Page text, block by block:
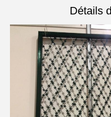
Détails